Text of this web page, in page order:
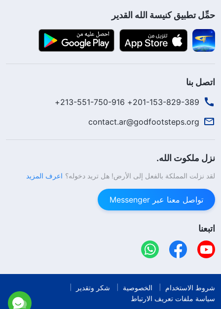
حمِّل تطبيق كنيسة الله القدير
اتصل بنا
201-153-829-389+ 213-551-750-916+
contact.ar@godfootsteps.org
نزل ملكوت الله.
لقد نزلت المملكة بالفعل إلى الأرض! هل تريد دخوله؟ اعرف المزيد
تواصل معنا عبر Messenger
اتبعنا
شروط الاستخدام الخصوصية
شكر وتقدير
سياسة ملفات تعريف الارتباط